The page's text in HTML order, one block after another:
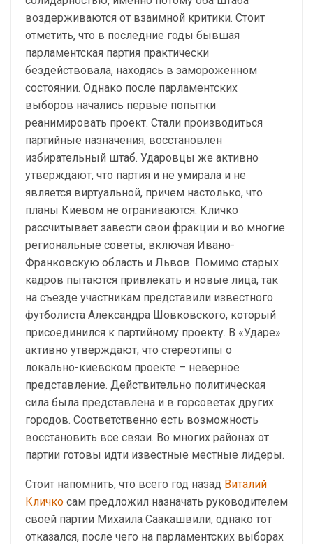
воздерживаются от взаимной критики. Стоит
отметить, что в последние годы бывшая
парламентская партия практически
бездействовала, находясь в замороженном
состоянии. Однако после парламентских
выборов начались первые попытки
реанимировать проект. Стали производиться
партийные назначения, восстановлен
избирательный штаб. Ударовцы же активно
утверждают, что партия и не умирала и не
является виртуальной, причем настолько, что
планы Киевом не ограниваются. Кличко
рассчитывает завести свои фракции и во многие
региональные советы, включая Ивано-
Франковскую область и Львов. Помимо старых
кадров пытаются привлекать и новые лица, так
на съезде участникам представили известного
футболиста Александра Шовковского, который
присоединился к партийному проекту. В «Ударе»
активно утверждают, что стереотипы о
локально-киевском проекте – неверное
представление. Действительно политическая
сила была представлена и в горсоветах других
городов. Соответственно есть возможность
восстановить все связи. Во многих районах от
партии готовы идти известные местные лидеры.
Стоит напомнить, что всего год назад Виталий
Кличко сам предложил назначать руководителем
своей партии Михаила Саакашвили, однако тот
отказался, после чего на парламентских выборах